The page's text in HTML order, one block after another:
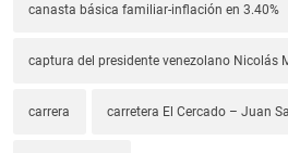
canasta básica familiar-inflación en 3.40%
captura del presidente venezolano Nicolás
carrera carretera El Cercado – Juan